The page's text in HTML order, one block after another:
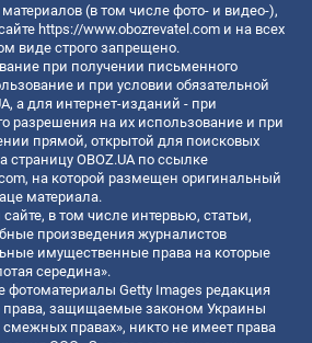
(в том числе фото- и видео-),
https://www.obozrevatel.com и на всех
виде строго запрещено.
при получении письменного
и при условии обязательной
а для интернет-изданий - при
разрешения на их использование и при
прямой, открытой для поисковых
страницу OBOZ.UA по ссылке
, на которой размещен оригинальный
материала.
в том числе интервью, статьи,
произведения журналистов
имущественные права на которые
середина».
фотоматериалы Getty Images редакция
защищаемые законом Украины
смежных правах», никто не имеет права